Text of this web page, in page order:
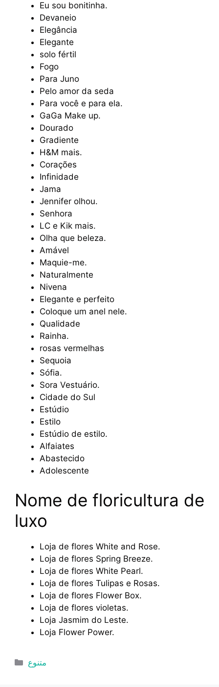
Eu sou bonitinha.
Devaneio
Elegância
Elegante
solo fértil
Fogo
Para Juno
Pelo amor da seda
Para você e para ela.
GaGa Make up.
Dourado
Gradiente
H&M mais.
Corações
Infinidade
Jama
Jennifer olhou.
Senhora
LC e Kik mais.
Olha que beleza.
Amável
Maquie-me.
Naturalmente
Nivena
Elegante e perfeito
Coloque um anel nele.
Qualidade
Rainha.
rosas vermelhas
Sequoia
Sófia.
Sora Vestuário.
Cidade do Sul
Estúdio
Estilo
Estúdio de estilo.
Alfaiates
Abastecido
Adolescente
Nome de floricultura de
luxo
Loja de flores White and Rose.
Loja de flores Spring Breeze.
Loja de flores White Pearl.
Loja de flores Tulipas e Rosas.
Loja de flores Flower Box.
Loja de flores violetas.
Loja Jasmim do Leste.
Loja Flower Power.
Categorias
متنوع